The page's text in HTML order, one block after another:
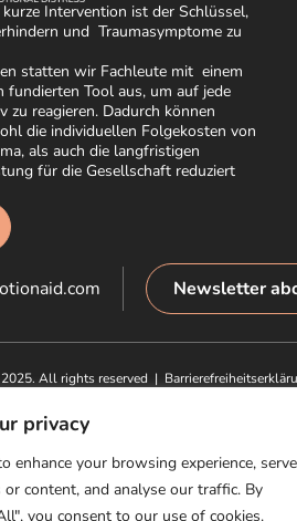
privacy
enhance your browsing experience, serve
or content, and analyse our traffic. By
you consent to our use of cookies.
kurze Intervention ist der Schlüssel,
und Traumasymptome zu
statten wir Fachleute mit einem
fundierten Tool aus, um auf jede
zu reagieren. Dadurch können
die individuellen Folgekosten von
als auch die langfristigen
für die Gesellschaft reduziert
Newsletter
All rights reserved |